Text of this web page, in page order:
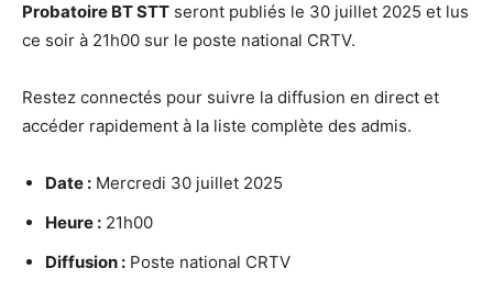
Probatoire BT STT seront publiés le 30 juillet 2025 et lus
ce soir à 21h00 sur le poste national CRTV.
Restez connectés pour suivre la diffusion en direct et
accéder rapidement à la liste complète des admis.
Date : Mercredi 30 juillet 2025
Heure : 21h00
Diffusion : Poste national CRTV